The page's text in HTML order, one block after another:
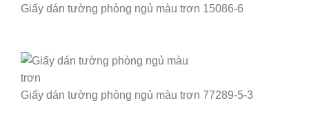
Giấy dán tường phòng ngủ màu trơn 15086-6
Giấy dán tường phòng ngủ màu trơn 77289-5-3